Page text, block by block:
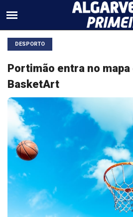
DESPORTO
Portimão entra no
BasketArt